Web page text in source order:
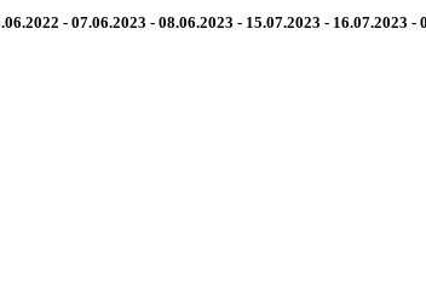
- 07.06.2023 - 08.06.2023 - 15.07.2023 - 16.07.2023